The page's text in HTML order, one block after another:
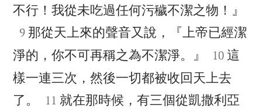
不行！我從未吃過任何污穢不潔之物！』

9 那從天上來的聲音又說，『上帝已經潔
淨的，你不可再稱之為不潔淨。』


10 這
樣一連三次，然後一切都被收回天上去
了。


11 就在那時候，有三個從凱撒利亞